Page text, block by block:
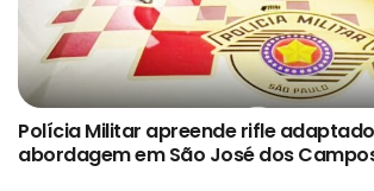
Polícia Militar apreende rifle
abordagem em São José dos